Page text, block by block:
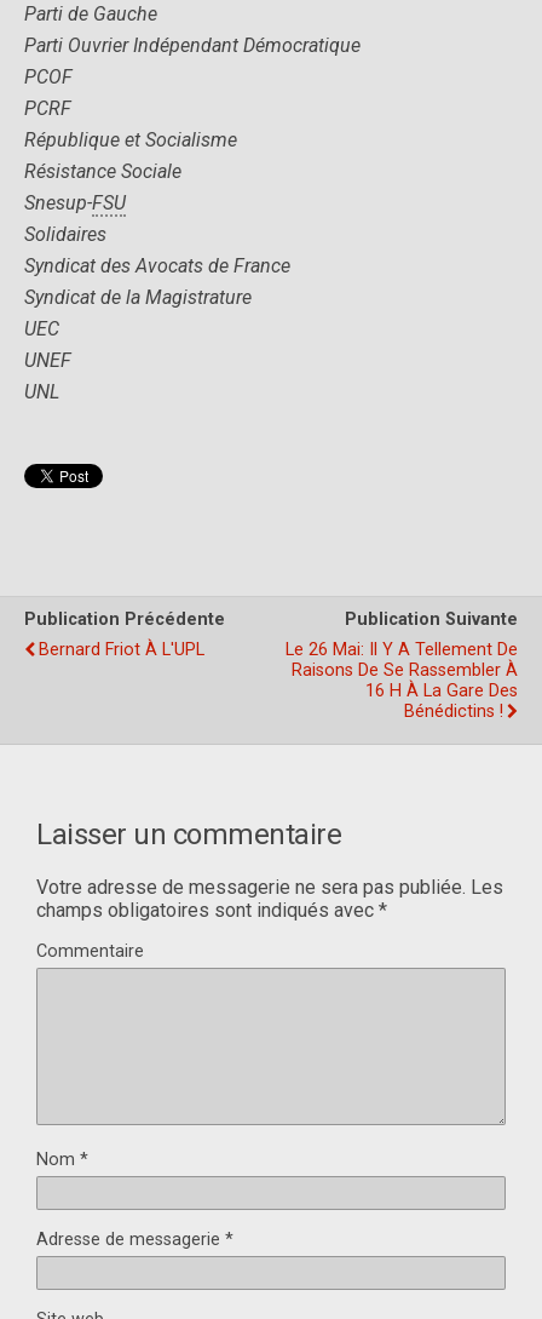
Parti de Gauche
Parti Ouvrier Indépendant Démocratique
PCOF
PCRF
République et Socialisme
Résistance Sociale
Snesup-FSU
Solidaires
Syndicat des Avocats de France
Syndicat de la Magistrature
UEC
UNEF
UNL
Publication Précédente
Bernard Friot À L'UPL
Publication Suivante
Le 26 Mai: Il Y A Tellement De
Raisons De Se Rassembler À
16 H À La Gare Des
Bénédictins !
Laisser un commentaire
Votre adresse de messagerie ne sera pas publiée. Les
champs obligatoires sont indiqués avec *
Commentaire
Nom *
Adresse de messagerie *